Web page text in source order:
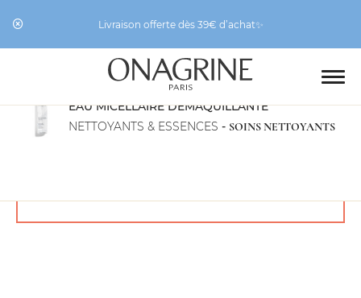
Livraison offerte dès 39€ d’achat✨
Vous ne pouvez ajouter "Eau Micellaire
EAU MICELLAIRE DÉMAQUILLANTE
NETTOYANTS & ESSENCES - SOINS NETTOYANTS